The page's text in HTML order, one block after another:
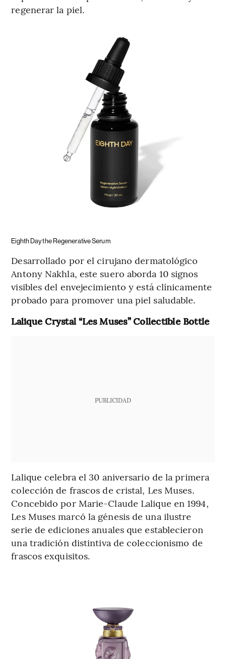
regenerar la piel.
Eighth Day the Regenerative Serum
Desarrollado por el cirujano dermatológico
Antony Nakhla, este suero aborda 10 signos
visibles del envejecimiento y está clínicamente
probado para promover una piel saludable.
Lalique Crystal “Les Muses” Collectible Bottle
PUBLICIDAD
Lalique celebra el 30 aniversario de la primera
colección de frascos de cristal, Les Muses.
Concebido por Marie-Claude Lalique en 1994,
Les Muses marcó la génesis de una ilustre
serie de ediciones anuales que establecieron
una tradición distintiva de coleccionismo de
frascos exquisitos.